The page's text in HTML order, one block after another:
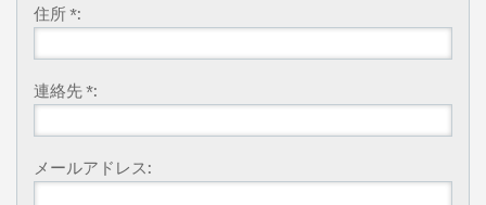
住所 *:
連絡先 *:
メールアドレス: